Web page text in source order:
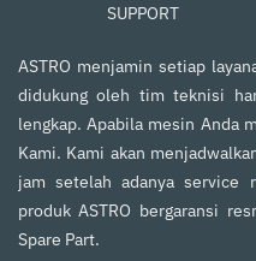
SUPPORT
ASTRO menjamin setiap
didukung oleh tim teknisi
lengkap. Apabila mesin Anda
Kami. Kami akan
jam setelah adanya service
produk ASTRO bergaransi
Spare Part.